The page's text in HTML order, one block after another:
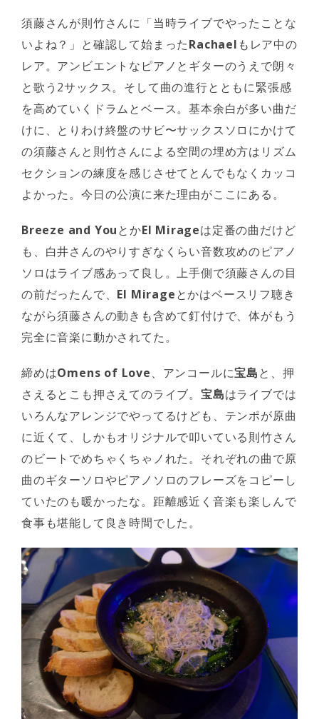
須藤さんが則竹さんに「当時ライブでやったことな
いよね？」と確認して始まったRachael もレア中の
レア。アンビエントなピアノとギターのうえで朗々
と歌う2サックス。そして曲の進行とともに緊張感
を高めていくドラムとベース。基本余白が多い曲だ
けに、とりわけ終盤のサビ〜サックスソロにかけて
の須藤さんと則竹さんによる空間の埋め方はリズム
セクションの練度を感じさせてとんでもなくカッコ
よかった。今日の公演に来た理由がここにある。
Breeze and YouとかEl Mirageは定番の曲だけど
も、白井さんのやりすぎなくらい音数攻めのピアノ
ソロはライブ感あって良し。上手側で須藤さんの目
の前だったんで、 El Mirageとかはベースリフ聴き
ながら須藤さんの動きも含めて釘付けで、体がもう
完全に音楽に動かされてた。
締めはOmens of Love、アンコールに宝島と、押
さえるとこも押さえてのライブ。 宝島はライブでは
いろんなアレンジでやってるけども、テンポが原曲
に近くて、しかもオリジナルで叩いている則竹さん
のビートでめちゃくちゃノれた。それぞれの曲で原
曲のギターソロやピアノソロのフレーズをコピーし
ていたのも暖かったな。距離感近く音楽も楽しんで
食事も堪能して良き時間でした。